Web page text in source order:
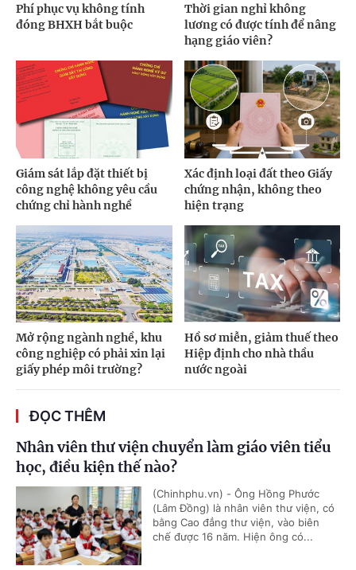
Phí phục vụ không tính
đóng BHXH bắt buộc
Thời gian nghỉ không
lương có được tính để nâng
hạng giáo viên?
Giám sát lắp đặt thiết bị
công nghệ không yêu cầu
chứng chỉ hành nghề
Xác định loại đất theo Giấy
chứng nhận, không theo
hiện trạng
Mở rộng ngành nghề, khu
công nghiệp có phải xin lại
giấy phép môi trường?
Hồ sơ miễn, giảm thuế theo
Hiệp định cho nhà thầu
nước ngoài
ĐỌC THÊM
Nhân viên thư viện chuyển làm giáo viên tiểu
học, điều kiện thế nào?
(Chinhphu.vn) - Ông Hồng Phước
(Lâm Đồng) là nhân viên thư viện, có
bằng Cao đẳng thư viện, vào biên
chế được 16 năm. Hiện ông có...